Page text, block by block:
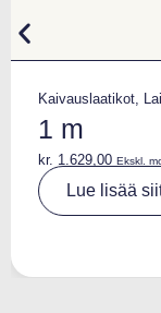
Kaivauslaatikot,
1 m
kr. 1.629,00 Ekskl.
Lue lisää